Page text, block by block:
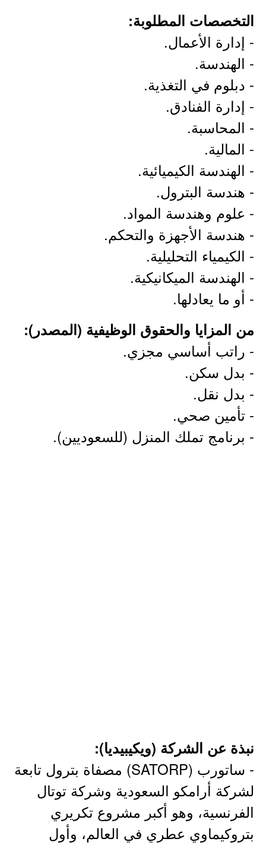
التخصصات المطلوبة:
- إدارة الأعمال.
- الهندسة.
- دبلوم في التغذية.
- إدارة الفنادق.
- المحاسبة.
- المالية.
- الهندسة الكيميائية.
- هندسة البترول.
- علوم وهندسة المواد.
- هندسة الأجهزة والتحكم.
- الكيمياء التحليلية.
- الهندسة الميكانيكية.
- أو ما يعادلها.
من المزايا والحقوق الوظيفية (المصدر):
- راتب أساسي مجزي.
- بدل سكن.
- بدل نقل.
- تأمين صحي.
- برنامج تملك المنزل (للسعوديين).
نبذة عن الشركة (ويكيبيديا):
- ساتورب (SATORP) مصفاة بترول تابعة
لشركة أرامكو السعودية وشركة توتال
الفرنسية، وهو أكبر مشروع تكريري
بتروكيماوي عطري في العالم، وأول